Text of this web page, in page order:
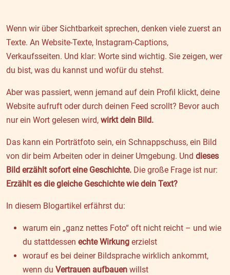
Wenn wir über Sichtbarkeit sprechen, denken viele zuerst an
Texte. An Website-Texte, Instagram-Captions,
Verkaufsseiten. Und klar: Worte sind wichtig. Sie zeigen, wer
du bist, was du kannst und wofür du stehst.
Aber was passiert, wenn jemand auf dein Profil klickt, deine
Website aufruft oder durch deinen Feed scrollt? Bevor auch
nur ein Wort gelesen wird, wirkt dein Bild.
Das kann ein Porträtfoto sein, ein Schnappschuss, ein Bild
von dir beim Arbeiten oder in deiner Umgebung. Und dieses
Bild erzählt sofort eine Geschichte. Die große Frage ist nur:
Erzählt es die gleiche Geschichte wie dein Text?
In diesem Blogartikel erfährst du:
warum ein „ganz nettes Foto“ oft nicht reicht – und wie
du stattdessen echte Wirkung erzielst
worauf es bei deiner Bildsprache wirklich ankommt,
wenn du Vertrauen aufbauen willst